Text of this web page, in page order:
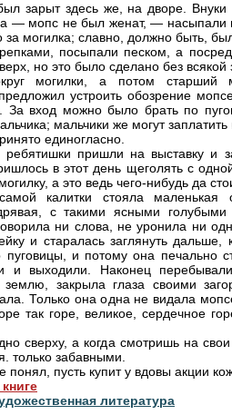
зарыт здесь же, на дворе. Внуки
— мопс не был женат, — насыпали
за могилка; славно, должно быть,
посыпали песком, а
но это было сделано без всякой
могилки, а потом старший
устроить обозрение
За вход можно было брать по
мальчики же могут заплатить
единогласно.
пришли на выставку и
в этот день щеголять с
а это ведь чего-нибудь да
калитки стояла маленькая
с такими ясными голубыми
ни слова, не уронила ни
и старалась заглянуть
и потому она печально
и выходили. Наконец
землю, закрыла глаза своими
Только она одна не видала
так горе, великое, сердечное
сверху, а когда смотришь на
только забавными.
понял, пусть купит у вдовы акции
литература